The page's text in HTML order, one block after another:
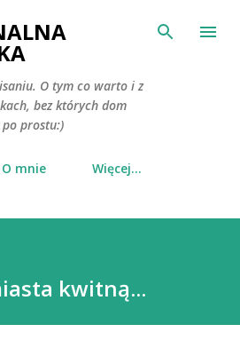
głównej zawartości
O tym co warto i z
bez których dom
prostu:)
O mnie Więcej…
kwitną...